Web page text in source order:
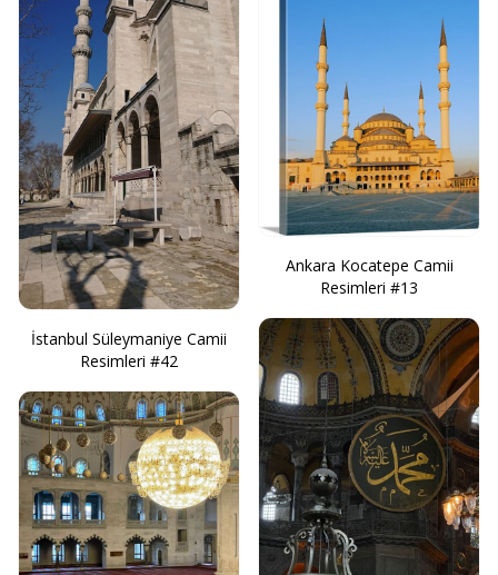
İstanbul Süleymaniye Camii
Resimleri #42
Ankara Kocatepe Camii
Resimleri #13